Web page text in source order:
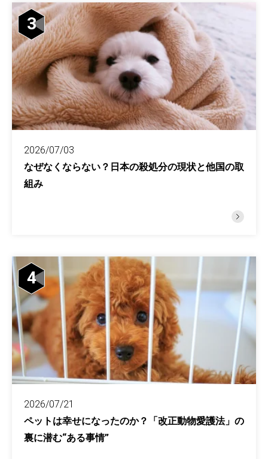
3
2026/07/03
なぜなくならない？日本の殺処分の現状と他国の取
組み
4
2026/07/21
ペットは幸せになったのか？「改正動物愛護法」の
裏に潜む“ある事情”